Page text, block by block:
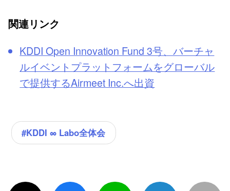
関連リンク
KDDI Open Innovation Fund 3号、バーチャ
ルイベントプラットフォームをグローバル
で提供するAirmeet Inc.へ出資
#KDDI ∞ Labo全体会